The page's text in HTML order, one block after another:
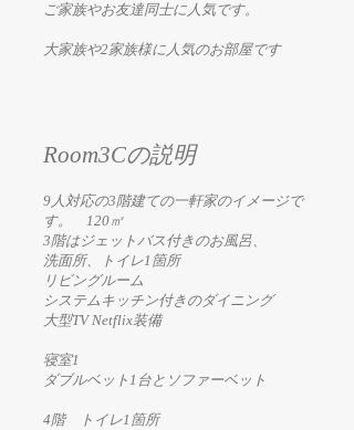
ご家族やお友達同士に人気です。
大家族や2家族様に人気のお部屋です
Room3Cの説明
9人対応の3階建ての一軒家のイメージで
す。 120㎡
3階はジェットバス付きのお風呂、
洗面所、トイレ1箇所
リビングルーム
システムキッチン付きのダイニング
​大型TV Netflix装備
寝室1
ダブルベット1台とソファーベット
4階 トイレ1箇所